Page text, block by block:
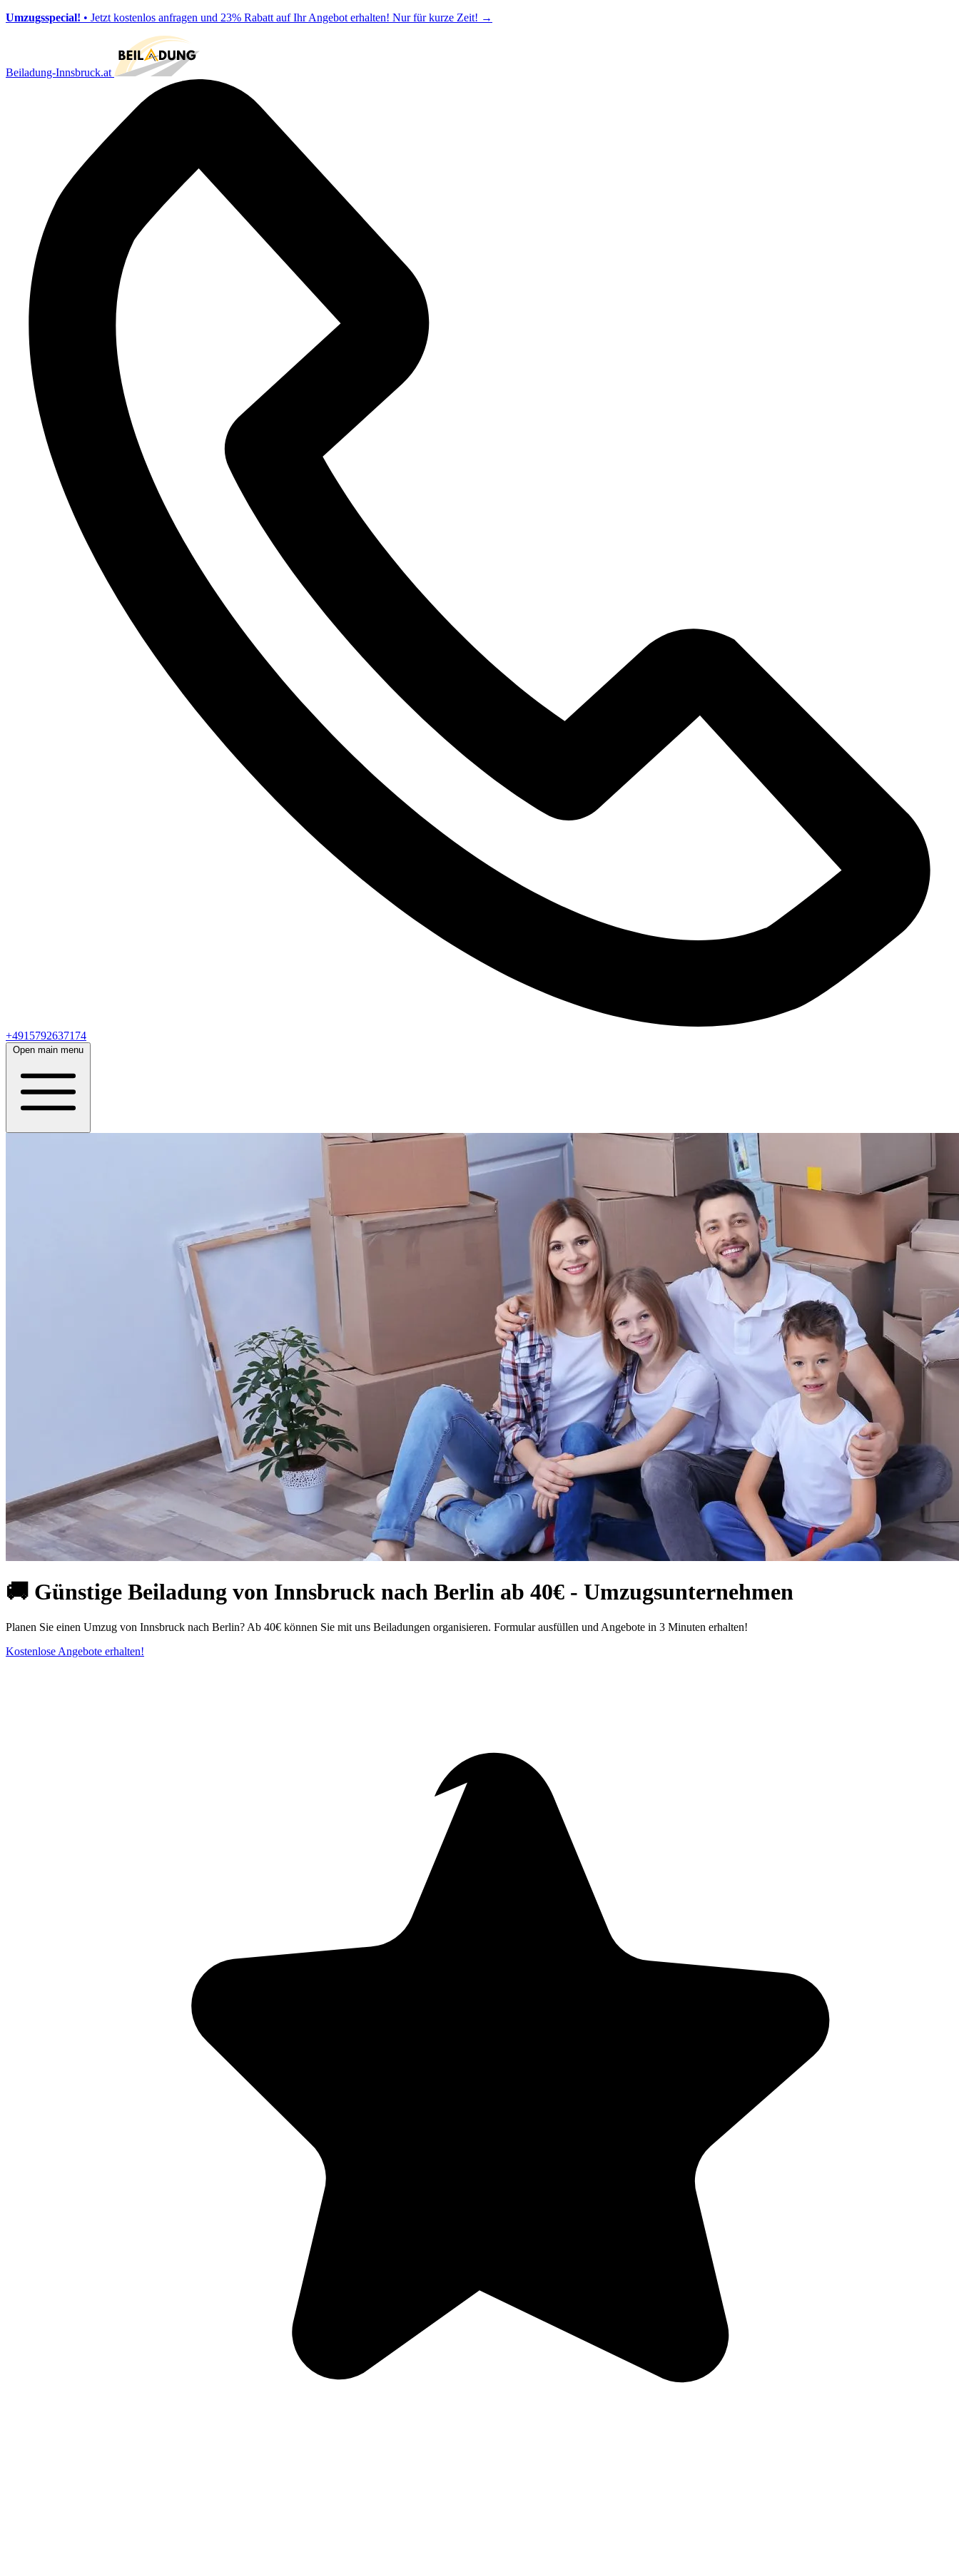
Umzugsspecial! • Jetzt kostenlos anfragen und 23% Rabatt auf Ihr Angebot erhalten! Nur für kurze Zeit! →
Beiladung-Innsbruck.at
+4915792637174
Open main menu
🚚 Günstige Beiladung von Innsbruck nach Berlin ab 40€ - Umzugsunternehmen
Planen Sie einen Umzug von Innsbruck nach Berlin? Ab 40€ können Sie mit uns Beiladungen organisieren. Formular ausfüllen und Angebote in 3 Minuten erhalten!
Kostenlose Angebote erhalten!